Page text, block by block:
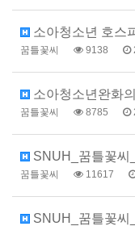
소아청소년 호스
꿈틀꽃씨 9138
소아청소년완화
꿈틀꽃씨 8785
SNUH_꿈틀꽃씨
꿈틀꽃씨 11617
SNUH_꿈틀꽃씨_정